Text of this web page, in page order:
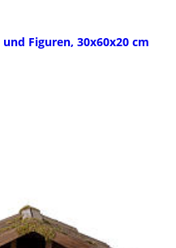
Figuren, 30x60x20 cm